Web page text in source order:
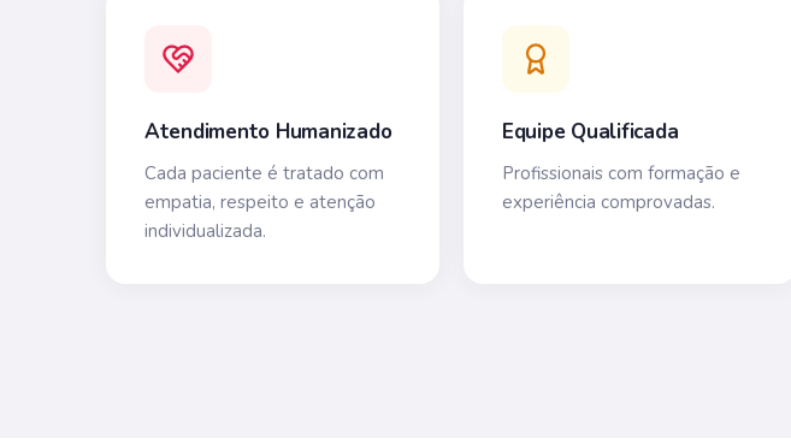
Atendimento Humanizado
Cada paciente é tratado com
empatia, respeito e atenção
individualizada.
Equipe Qualificada
Profissionais com formação e
experiência comprovadas.